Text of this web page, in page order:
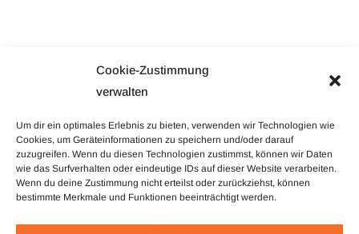
Cookie-Zustimmung
verwalten
Um dir ein optimales Erlebnis zu bieten, verwenden wir Technologien wie
Cookies, um Geräteinformationen zu speichern und/oder darauf
zuzugreifen. Wenn du diesen Technologien zustimmst, können wir Daten
wie das Surfverhalten oder eindeutige IDs auf dieser Website verarbeiten.
Wenn du deine Zustimmung nicht erteilst oder zurückziehst, können
bestimmte Merkmale und Funktionen beeinträchtigt werden.
Simple and